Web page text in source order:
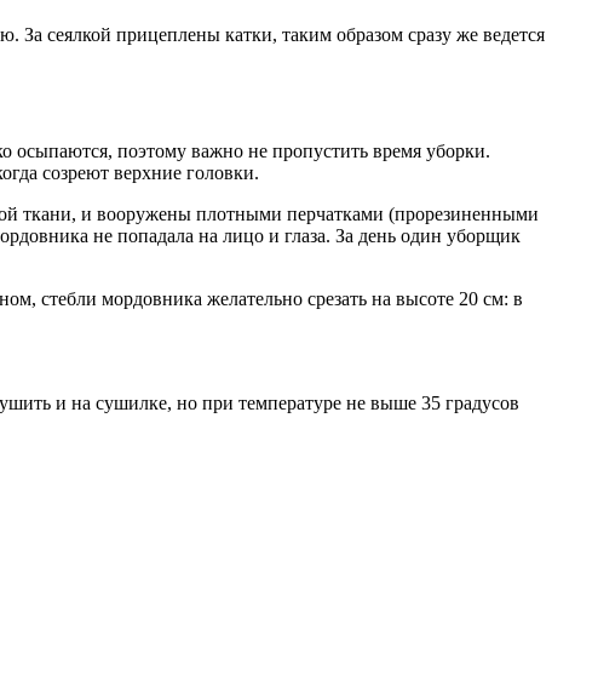
За сеялкой прицеплены катки, таким образом сразу же ведется
поэтому важно не пропустить время уборки.
созреют верхние головки.
ткани, и вооружены плотными перчатками (прорезиненными
не попадала на лицо и глаза. За день один уборщик
стебли мордовника желательно срезать на высоте 20 см: в
и на сушилке, но при температуре не выше 35 градусов